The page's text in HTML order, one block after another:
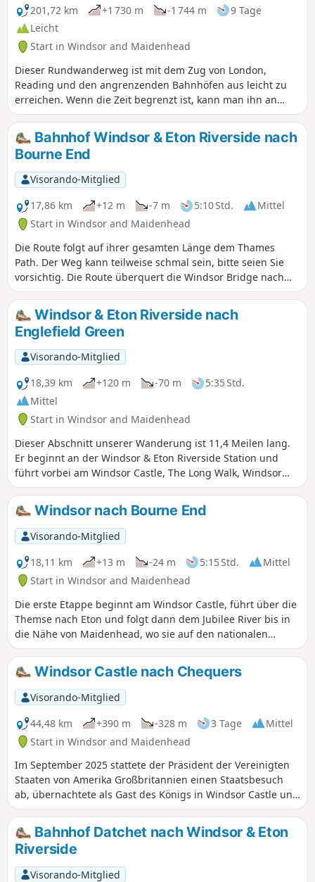
201,72 km +1 730 m -1 744 m
9 Tage
Leicht
Start in Windsor and Maidenhead
Dieser Rundwanderweg ist mit dem Zug von London,
Reading und den angrenzenden Bahnhöfen aus leicht zu
erreichen. Wenn die Zeit begrenzt ist, kann man ihn an
Wochenenden und Feiertagen in Etappen mit ein oder zwei
Übernachtungen zurücklegen. Die Wanderung führt durch
eine abwechslungsreiche, wunderschöne Landschaft mit
Flusstälern, Kreidehügeln, Nadelwäldern, seltenen
Heideflächen und Buchenwäldern, die im Frühling mit
Glockenblumen übersät sind.
Bahnhof Windsor & Eton Riverside nach
Bourne End
Visorando-Mitglied
17,86 km
+12 m -7 m 5:10 Std.
Mittel
Start in Windsor and Maidenhead
Die Route folgt auf ihrer gesamten Länge dem Thames
Path. Der Weg kann teilweise schmal sein, bitte seien Sie
vorsichtig. Die Route überquert die Windsor Bridge nach
Eton, biegt dann links ab und folgt dem Thames Path vorbei
an Boveney und Dorney Lake. Oakley Court und Bray
Studios sind bald auf der anderen Seite des Flusses zu
sehen. Als nächstes kommt Bray Lock, dann durch
Maidenhead und Cookham nach Bourne End.
Windsor & Eton Riverside nach
Englefield Green
Visorando-Mitglied
18,39 km
+120 m -70 m
5:35 Std.
Mittel
Start in Windsor and Maidenhead
Dieser Abschnitt unserer Wanderung ist 11,4 Meilen lang.
Er beginnt an der Windsor & Eton Riverside Station und
führt vorbei am Windsor Castle, The Long Walk, Windsor
Great Park, Three Castles Path, Virginia Water, Valley
Gardens, Savill Garden und Englefield Green.
Windsor nach Bourne End
Visorando-Mitglied
18,11 km
+13 m -24 m 5:15 Std.
Mittel
Start in Windsor and Maidenhead
Die erste Etappe beginnt am Windsor Castle, führt über die
Themse nach Eton und folgt dann dem Jubilee River bis in
die Nähe von Maidenhead, wo sie auf den nationalen
Wanderweg Thames Path nach Bourne End trifft. An diesem
Punkt setzen Sie die zweite Etappe nach High Wycombe
fort.Alternativ gibt es eine regelmäßige Busverbindung (37)
zurück nach Windsor, oder Sie nehmen den Zug nach
Maidenhead, um dort die Great Western und Elizabeth Line
zu nutzen.
Windsor Castle nach Chequers
Visorando-Mitglied
44,48 km
+390 m -328 m 3 Tage
Mittel
Start in Windsor and Maidenhead
Im September 2025 stattete der Präsident der Vereinigten
Staaten von Amerika Großbritannien einen Staatsbesuch
ab, übernachtete als Gast des Königs in Windsor Castle und
reiste dann weiter, um den Premierminister in Chequers,
der offiziellen Landresidenz, zu treffen. Mit dem
Hubschrauber sind es 20 Meilen von Windsor nach
Chequers; zu Fuß sind es 25 Meilen zwischen den beiden
Orten.
Bahnhof Datchet nach Windsor & Eton
Riverside
Visorando-Mitglied